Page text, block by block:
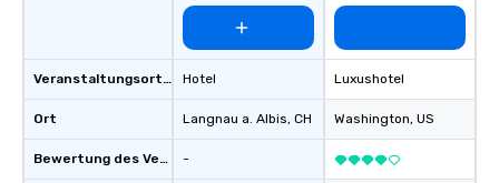
Veranstaltungsortstyp
Ort
Bewertung des Veranstaltungsortes
Hotel
Langnau a. Albis, CH
-
Luxushotel
Washington, US